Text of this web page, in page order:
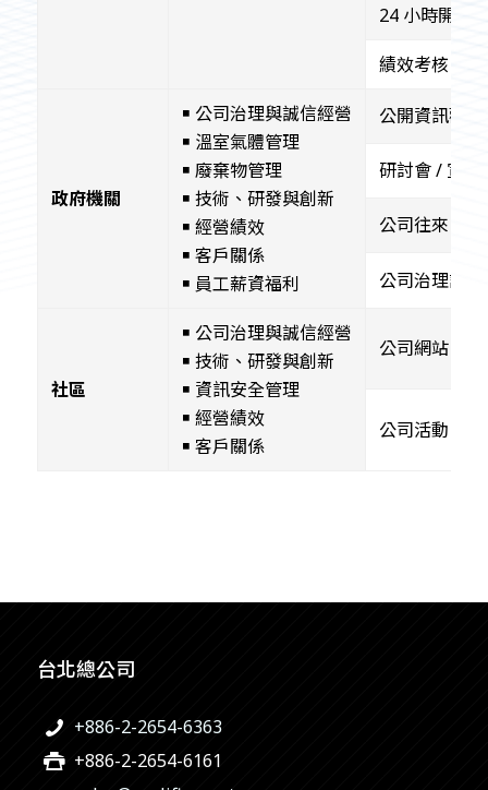
24 小時開放
績效考核
政府機關
￭ 公司治理與誠信經營
￭ 溫室氣體管理
￭ 廢棄物管理
￭ 技術、研發與創新
￭ 經營績效
￭ 客戶關係
￭ 員工薪資福利
公開資訊觀測
研討會 / 宣導
公司往來
公司治理評鑑
社區
￭ 公司治理與誠信經營
￭ 技術、研發與創新
￭ 資訊安全管理
￭ 經營績效
￭ 客戶關係
公司網站
公司活動
台北總公司
+886-2-2654-6363
+886-2-2654-6161